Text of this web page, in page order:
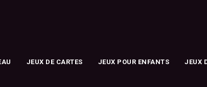
JEUX DE CARTES JEUX POUR ENFANTS JEUX